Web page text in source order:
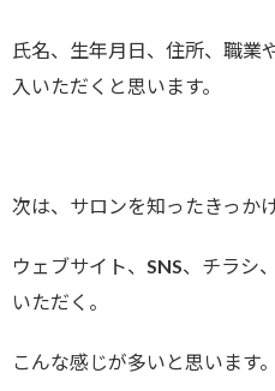
氏名、生年月日、住所、職業
入いただくと思います。
次は、サロンを知ったきっか
ウェブサイト、SNS、チラシ
いただく。
こんな感じが多いと思います。